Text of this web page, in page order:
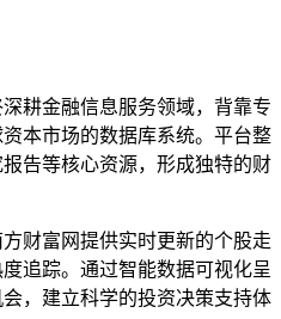
耕金融信息服务领域，背靠专
本市场的数据库系统。平台整
告等核心资源，形成独特的财
财富网提供实时更新的个股走
追踪。通过智能数据可视化呈
，建立科学的投资决策支持体